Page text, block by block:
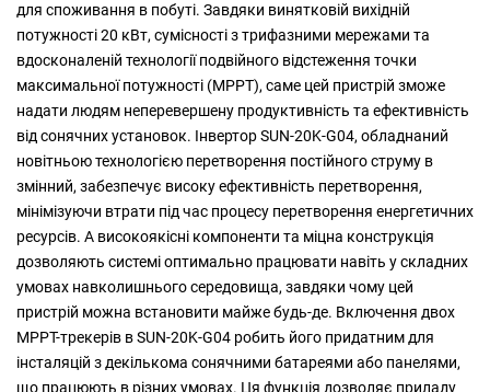
для споживання в побуті. Завдяки винятковій вихідній
потужності 20 кВт, сумісності з трифазними мережами та
вдосконаленій технології подвійного відстеження точки
максимальної потужності (MPPT), саме цей пристрій зможе
надати людям неперевершену продуктивність та ефективність
від сонячних установок. Інвертор SUN-20K-G04, обладнаний
новітньою технологією перетворення постійного струму в
змінний, забезпечує високу ефективність перетворення,
мінімізуючи втрати під час процесу перетворення енергетичних
ресурсів. А високоякісні компоненти та міцна конструкція
дозволяють системі оптимально працювати навіть у складних
умовах навколишнього середовища, завдяки чому цей
пристрій можна встановити майже будь-де. Включення двох
MPPT-трекерів в SUN-20K-G04 робить його придатним для
інсталяцій з декількома сонячними батареями або панелями,
що працюють в різних умовах. Ця функція дозволяє приладу